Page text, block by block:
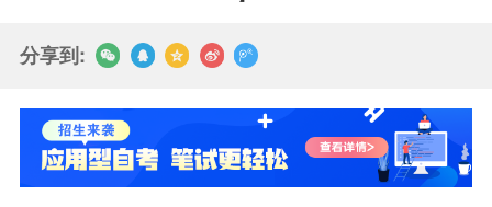
分享到: